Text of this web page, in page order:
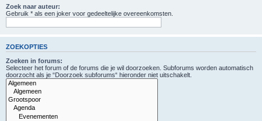
Zoek naar auteur:
Gebruik * als een joker voor gedeeltelijke overeenkomsten.
ZOEKOPTIES
Zoeken in forums:
Selecteer het forum of de forums die je wil doorzoeken. Subforums worden automatisch
doorzocht als je “Doorzoek subforums“ hieronder niet uitschakelt.